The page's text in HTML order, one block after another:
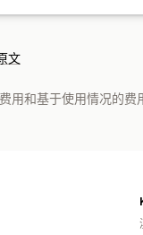
文
用和基于使用情况的费